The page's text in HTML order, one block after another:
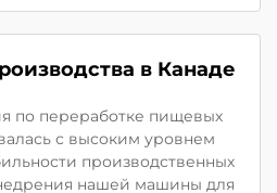
в Канаде
по переработке пищевых
с высоким уровнем
производственных
нашей машины для